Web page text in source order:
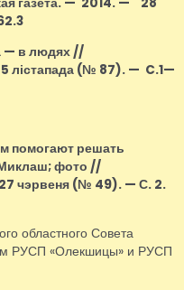
— в людях //
лістапада (№ 87). — C.1—
помогают решать
фото //
27 чэрвеня (№ 49). — С. 2.
областного Совета
РУСП «Олекшицы» и РУСП